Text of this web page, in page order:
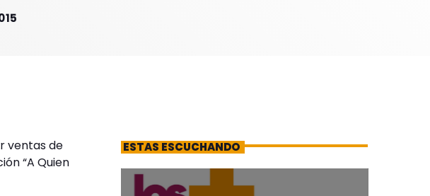
ventas de
“A Quien
ESTAS ESCUCHANDO